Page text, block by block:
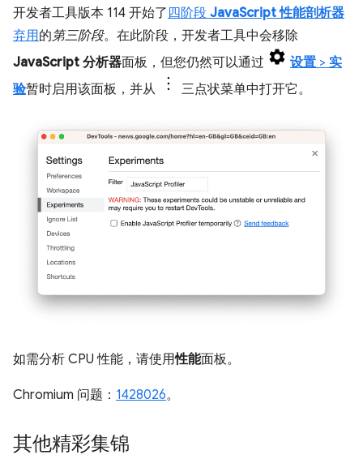
开发者工具版本 114 开始了 四阶段 JavaScript 性能剖析器
弃用的第三阶段。在此阶段，开发者工具中会移除
JavaScript 分析器面板，但您仍然可以通过 设置 > 实
验暂时启用该面板，并从 三点状菜单中打开它。
如需分析 CPU 性能，请使用性能面板。
Chromium 问题： 1428026。
其他精彩集锦